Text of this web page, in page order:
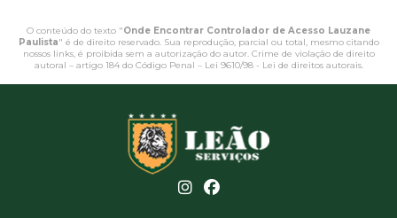
O conteúdo do texto "Onde Encontrar Controlador de Acesso Lauzane
Paulista" é de direito reservado. Sua reprodução, parcial ou total, mesmo citando
nossos links, é proibida sem a autorização do autor. Crime de violação de direito
autoral – artigo 184 do Código Penal – Lei 9610/98 - Lei de direitos autorais.